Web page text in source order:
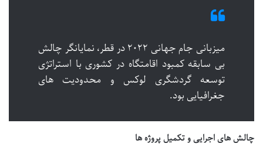
میزبانی جام جهانی ۲۰۲۲ در قطر، نمایانگر چالش
بی سابقه کمبود اقامتگاه در کشوری با استراتژی
توسعه گردشگری لوکس و محدودیت های
جغرافیایی بود.
چالش های اجرایی و تکمیل پروژه ها